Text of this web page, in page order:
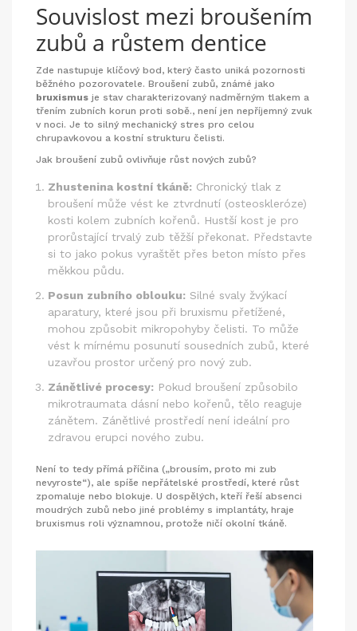
Souvislost mezi broušením
zubů a růstem dentice
Zde nastupuje klíčový bod, který často uniká pozornosti
běžného pozorovatele. Broušení zubů, známé jako
bruxismus je stav charakterizovaný nadměrným tlakem a
třením zubních korun proti sobě., není jen nepříjemný zvuk
v noci. Je to silný mechanický stres pro celou
chrupavkovou a kostní strukturu čelisti.
Jak broušení zubů ovlivňuje růst nových zubů?
Zhustenina kostní tkáně: Chronický tlak z
broušení může vést ke ztvrdnutí (osteoskleróze)
kosti kolem zubních kořenů. Hustší kost je pro
prorůstající trvalý zub těžší překonat. Představte
si to jako pokus vyraštět přes beton místo přes
měkkou půdu.
Posun zubního oblouku: Silné svaly žvýkací
aparatury, které jsou při bruxismu přetížené,
mohou způsobit mikropohyby čelisti. To může
vést k mírnému posunutí sousedních zubů, které
uzavřou prostor určený pro nový zub.
Zánětlivé procesy: Pokud broušení způsobilo
mikrotraumata dásní nebo kořenů, tělo reaguje
zánětem. Zánětlivé prostředí není ideální pro
zdravou erupci nového zubu.
Není to tedy přímá příčina („brousím, proto mi zub
nevyroste“), ale spíše nepřátelské prostředí, které růst
zpomaluje nebo blokuje. U dospělých, kteří řeší absenci
moudrých zubů nebo jiné problémy s implantáty, hraje
bruxismus roli významnou, protože ničí okolní tkáně.